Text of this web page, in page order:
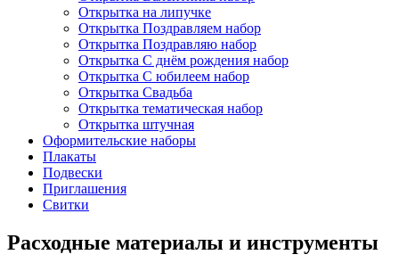
Открытка на липучке
Открытка Поздравляем набор
Открытка Поздравляю набор
Открытка С днём рождения набор
Открытка С юбилеем набор
Открытка Свадьба
Открытка тематическая набор
Открытка штучная
Оформительские наборы
Плакаты
Подвески
Приглашения
Свитки
Расходные материалы и инструменты